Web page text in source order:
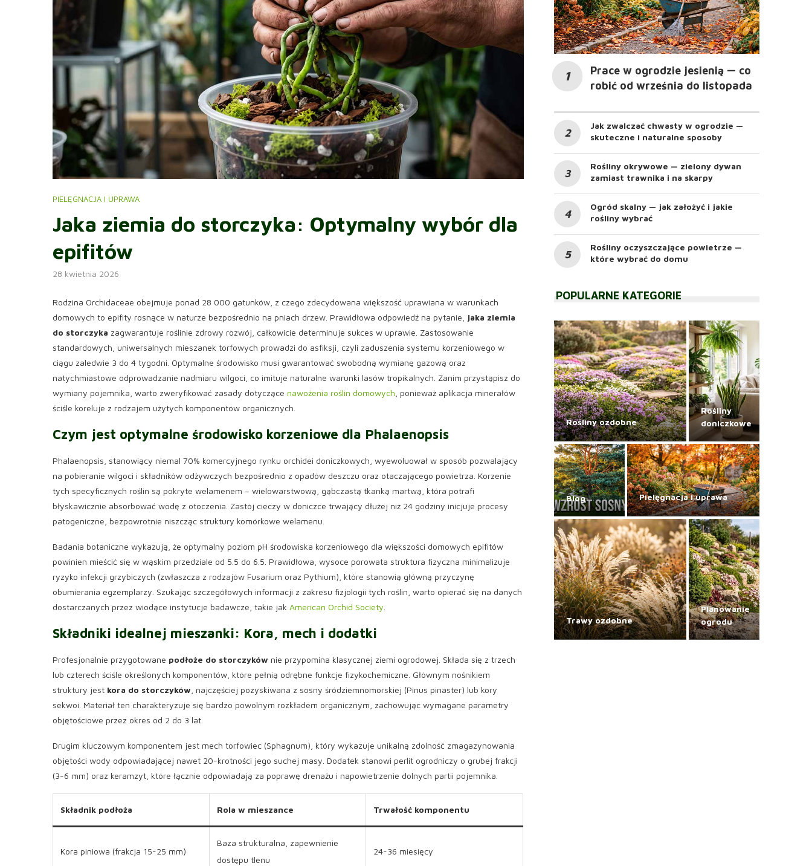
PIELĘGNACJA I UPRAWA
Jaka ziemia do storczyka: Optymalny wybór dla
epifitów
28 kwietnia 2026
Rodzina Orchidaceae obejmuje ponad 28 000 gatunków, z czego zdecydowana większość uprawiana w warunkach
domowych to epifity rosnące w naturze bezpośrednio na pniach drzew. Prawidłowa odpowiedź na pytanie,
jaka ziemia
do storczyka zagwarantuje roślinie zdrowy rozwój, całkowicie determinuje sukces w uprawie. Zastosowanie
standardowych, uniwersalnych mieszanek torfowych prowadzi do asfiksji, czyli zaduszenia systemu korzeniowego w
ciągu zaledwie 3 do 4 tygodni. Optymalne środowisko musi gwarantować swobodną wymianę gazową oraz
natychmiastowe odprowadzanie nadmiaru wilgoci, co imituje naturalne warunki lasów tropikalnych. Zanim przystąpisz do
wymiany pojemnika, warto zweryfikować zasady dotyczące nawożenia roślin domowych , ponieważ aplikacja minerałów
ściśle koreluje z rodzajem użytych komponentów organicznych.
Czym jest optymalne środowisko korzeniowe dla Phalaenopsis
Phalaenopsis, stanowiący niemal 70% komercyjnego rynku orchidei doniczkowych, wyewoluował w sposób pozwalający
na pobieranie wilgoci i składników odżywczych bezpośrednio z opadów deszczu oraz otaczającego powietrza. Korzenie
tych specyficznych roślin są pokryte welamenem – wielowarstwową, gąbczastą tkanką martwą, która potrafi
błyskawicznie absorbować wodę z otoczenia. Zastój cieczy w doniczce trwający dłużej niż 24 godziny inicjuje procesy
patogeniczne, bezpowrotnie niszcząc struktury komórkowe welamenu.
Badania botaniczne wykazują, że optymalny poziom pH środowiska korzeniowego dla większości domowych epifitów
powinien mieścić się w wąskim przedziale od 5.5 do 6.5. Prawidłowa, wysoce porowata struktura fizyczna minimalizuje
ryzyko infekcji grzybiczych (zwłaszcza z rodzajów Fusarium oraz Pythium), które stanowią główną przyczynę
obumierania egzemplarzy. Szukając szczegółowych informacji z zakresu fizjologii tych roślin, warto opierać się na danych
dostarczanych przez wiodące instytucje badawcze, takie jak American Orchid Society
Składniki idealnej mieszanki: Kora, mech i dodatki
Profesjonalnie przygotowane podłoże do storczyków nie przypomina klasycznej ziemi ogrodowej. Składa się z trzech
lub czterech ściśle określonych komponentów, które pełnią odrębne funkcje fizykochemiczne. Głównym nośnikiem
struktury jest kora do storczyków , najczęściej pozyskiwana z sosny śródziemnomorskiej (Pinus pinaster) lub kory
sekwoi. Materiał ten charakteryzuje się bardzo powolnym rozkładem organicznym, zachowując wymagane parametry
objętościowe przez okres od 2 do 3 lat.
Drugim kluczowym komponentem jest mech torfowiec (Sphagnum), który wykazuje unikalną zdolność zmagazynowania
objętości wody odpowiadającej nawet 20-krotności jego suchej masy. Dodatek stanowi perlit ogrodniczy o grubej frakcji
(3-6 mm) oraz keramzyt, które łącznie odpowiadają za poprawę drenażu i napowietrzenie dolnych partii pojemnika.
Składnik podłoża Rola w mieszance Trwałość komponentu
Kora piniowa (frakcja 15-25 mm)
Baza strukturalna, zapewnienie
dostępu tlenu
24-36 miesięcy
Prace w ogrodzie jesienią — co
robić od września do listopada
Jak zwalczać chwasty w ogrodzie —
skuteczne i naturalne sposoby
Rośliny okrywowe — zielony dywan
zamiast trawnika i na skarpy
Ogród skalny — jak założyć i jakie
rośliny wybrać
Rośliny oczyszczające powietrze —
które wybrać do domu
POPULARNE KATEGORIE
Rośliny ozdobne
Rośliny
doniczkowe
Blog Pielęgnacja i uprawa
Trawy ozdobne
Planowanie
ogrodu